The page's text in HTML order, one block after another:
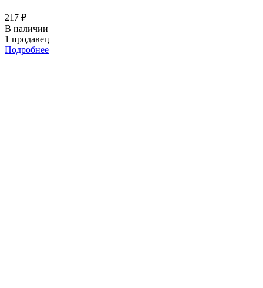
217 ₽
В наличии
1 продавец
Подробнее